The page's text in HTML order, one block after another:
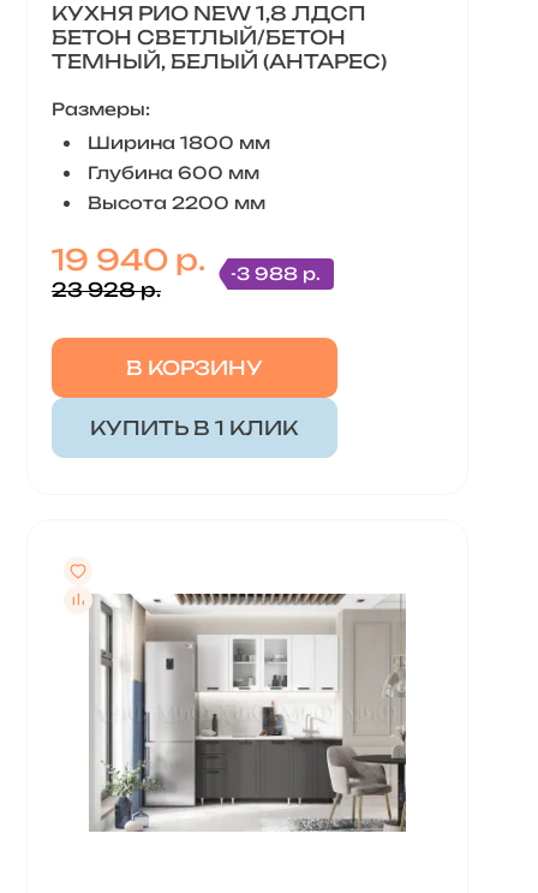
КУХНЯ РИО NEW 1,8 ЛДСП
БЕТОН СВЕТЛЫЙ/БЕТОН
ТЕМНЫЙ, БЕЛЫЙ (АНТАРЕС)
Размеры:
Ширина 1800 мм
Глубина 600 мм
Высота 2200 мм
19 940 р.
23 928 р.
-3 988 р.
В КОРЗИНУ
КУПИТЬ В 1 КЛИК